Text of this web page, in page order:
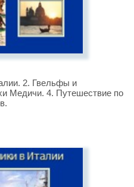
2. Гвельфы и
Медичи. 4. Путешествие по